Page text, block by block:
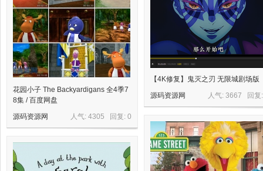
【4K修复】鬼灭之刃 无限城剧场版
人气: 3667 回
源码资源网
花园小子 The Backyardigans 全4季7
8集 / 百度网盘
人气: 4305 回复: 0
源码资源网